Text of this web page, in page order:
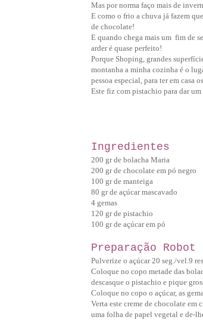
Mas por norma faço mais de
E como o frio a chuva já fazem
de chocolate!
E quando chega mais um fim de
arder é quase perfeito!
Porque Shoping, grandes
montanha a minha cozinha é o
pessoa especial, para ter em casa
Este fiz com pistachio para dar
Ingredientes
200 gr de bolacha Maria
200 gr de chocolate em pó negro
100 gr de manteiga
80 gr de açúcar mascavado
4 gemas
120 gr de pistachio
100 gr de açúcar em pó
Preparação Robot
Pulverize o açúcar 20 seg./vel.9
Coloque no copo metade das
descasque o pistachio e pique
Coloque no copo o açúcar, as
Verta este creme de chocolate em
uma folha de papel vegetal e de-